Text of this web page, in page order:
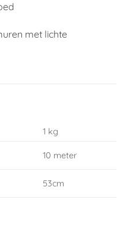
met lichte
1 kg
10 meter
53cm